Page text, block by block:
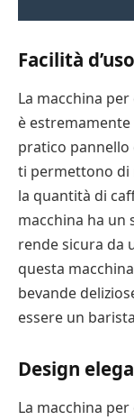
Facilità d’uso
La macchina
è
pratico
ti permettono di
la quantità di
macchina ha un
rende sicura da
questa
bevande
essere un
Design
La macchina